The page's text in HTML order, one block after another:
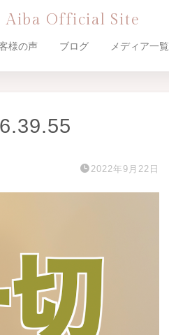
Aiba Official Site
様の声 ブログ メディア一覧
2022年9月22日